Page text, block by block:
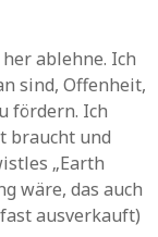
ablehne. Ich
sind, Offenheit,
fördern. Ich
braucht und
„Earth
wäre, das auch
fast ausverkauft)